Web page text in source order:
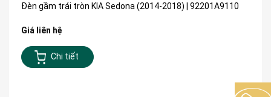
Đèn gầm trái tròn KIA Sedona (2014-2018) | 92201A9110
Giá liên hệ
Chi tiết